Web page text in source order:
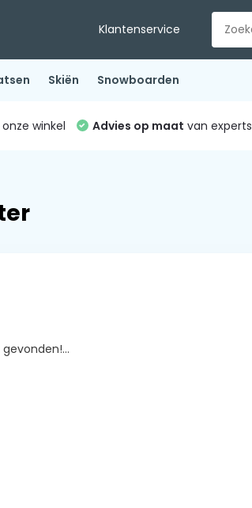
Klantenservice
Skiën Snowboarden
winkel Advies op maat van experts